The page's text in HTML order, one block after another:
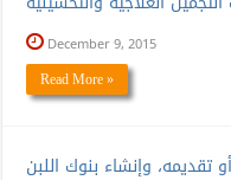
December 9, 2015
Read More »